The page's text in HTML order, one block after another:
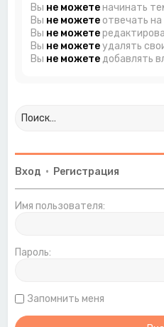
Вы не можетеначинать
Вы не можетеотвечать
Вы не можете
Вы не можетеудалять
Вы не можетедобавлять
Вход • Регистрация
Имя пользователя:
Пароль:
Запомнить меня